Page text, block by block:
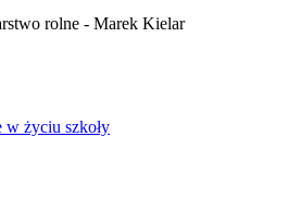
rolne - Marek Kielar
w życiu szkoły